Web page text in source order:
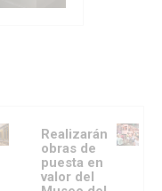
Realizarán
obras de
puesta en
valor del